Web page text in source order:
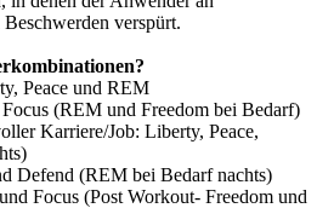
verspürt.
Peace und REM
(REM und Freedom bei Bedarf)
Karriere/Job: Liberty, Peace,
Defend (REM bei Bedarf nachts)
Focus (Post Workout- Freedom und